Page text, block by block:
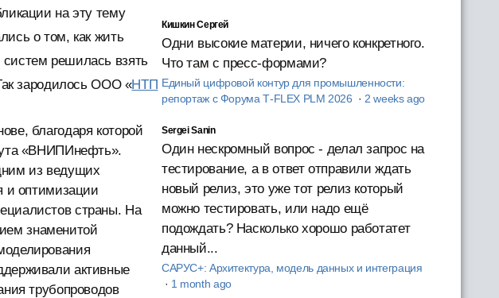
на эту тему
о том, как жить
решилась взять
зародилось ООО «НТП
благодаря которой
«ВНИПИнефть».
из ведущих
и оптимизации
страны. На
знаменитой
активные
трубопроводов
Кишкин Сергей
Одни высокие материи, ничего конкретного.
Что там с пресс-формами?
Единый цифровой контур для промышленности:
репортаж с Форума T‑FLEX PLM 2026 · 2 weeks ago
Sergei Sanin
Один нескромный вопрос - делал запрос на
тестирование, а в ответ отправили ждать
новый релиз, это уже тот релиз который
можно тестировать, или надо ещё
подождать? Насколько хорошо работатет
данный...
САРУС+: Архитектура, модель данных и интеграция
· 1 month ago